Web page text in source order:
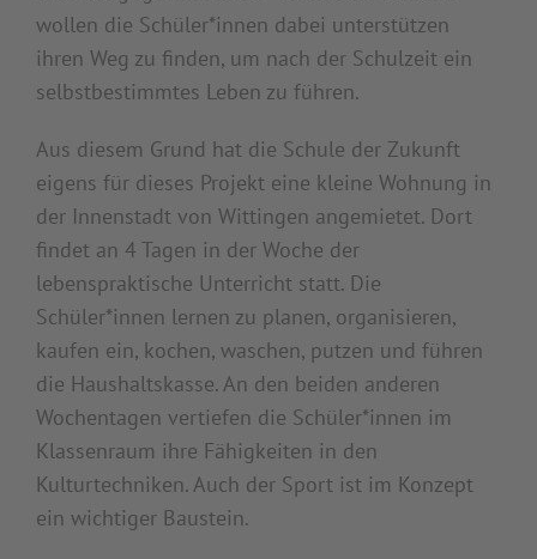
wollen die Schüler*innen dabei unterstützen
ihren Weg zu finden, um nach der Schulzeit ein
selbstbestimmtes Leben zu führen.
Aus diesem Grund hat die Schule der Zukunft
eigens für dieses Projekt eine kleine Wohnung in
der Innenstadt von Wittingen angemietet. Dort
findet an 4 Tagen in der Woche der
lebenspraktische Unterricht statt. Die
Schüler*innen lernen zu planen, organisieren,
kaufen ein, kochen, waschen, putzen und führen
die Haushaltskasse. An den beiden anderen
Wochentagen vertiefen die Schüler*innen im
Klassenraum ihre Fähigkeiten in den
Kulturtechniken. Auch der Sport ist im Konzept
ein wichtiger Baustein.